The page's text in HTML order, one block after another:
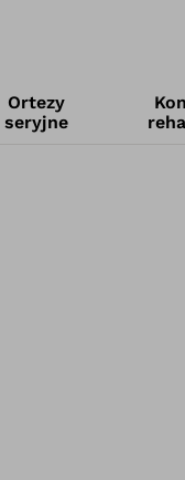
Ortezy
seryjne